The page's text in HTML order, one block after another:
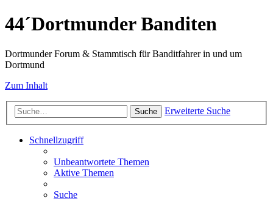
44´Dortmunder Banditen
Dortmunder Forum & Stammtisch für Banditfahrer in und um
Dortmund
Zum Inhalt
Suche Erweiterte Suche
Schnellzugriff
Unbeantwortete Themen
Aktive Themen
Suche